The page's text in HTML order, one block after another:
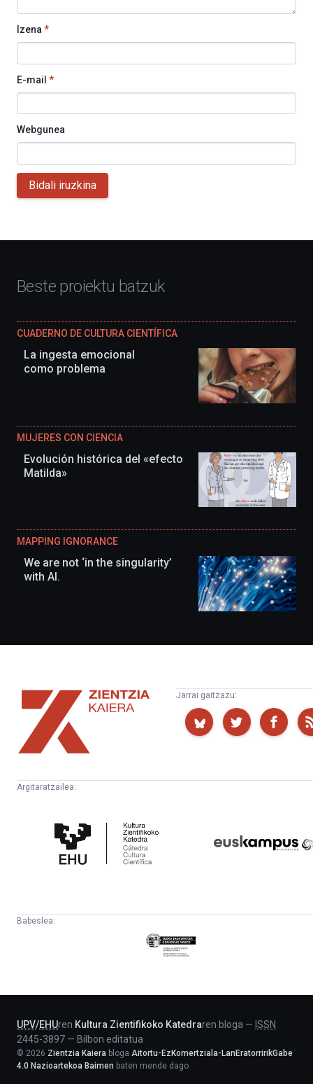
Izena*
E-mail *
Webgunea
Bidali iruzkina
Beste proiektu batzuk
CUADERNO DE CULTURA CIENTÍFICA
La ingesta emocional
como problema
MUJERES CON CIENCIA
Evolución histórica del «efecto
Matilda»
MAPPING IGNORANCE
We are not ‘in the singularity’
with AI.
Zientzia
Kaiera
Jarrai gaitzazu:
Argitaratzailea:
Zientifikoko
Katedra
Babeslea:
Eusko
Jaurlaritza
UPV/EHUren Kultura Zientifikoko Katedraren bloga — ISSN
2445-3897 — Bilbon editatua
© 2026 Zientzia Kaiera bloga Aitortu-EzKomertziala-LanEratorririkGabe
4.0 Nazioartekoa Baimen baten mende dago